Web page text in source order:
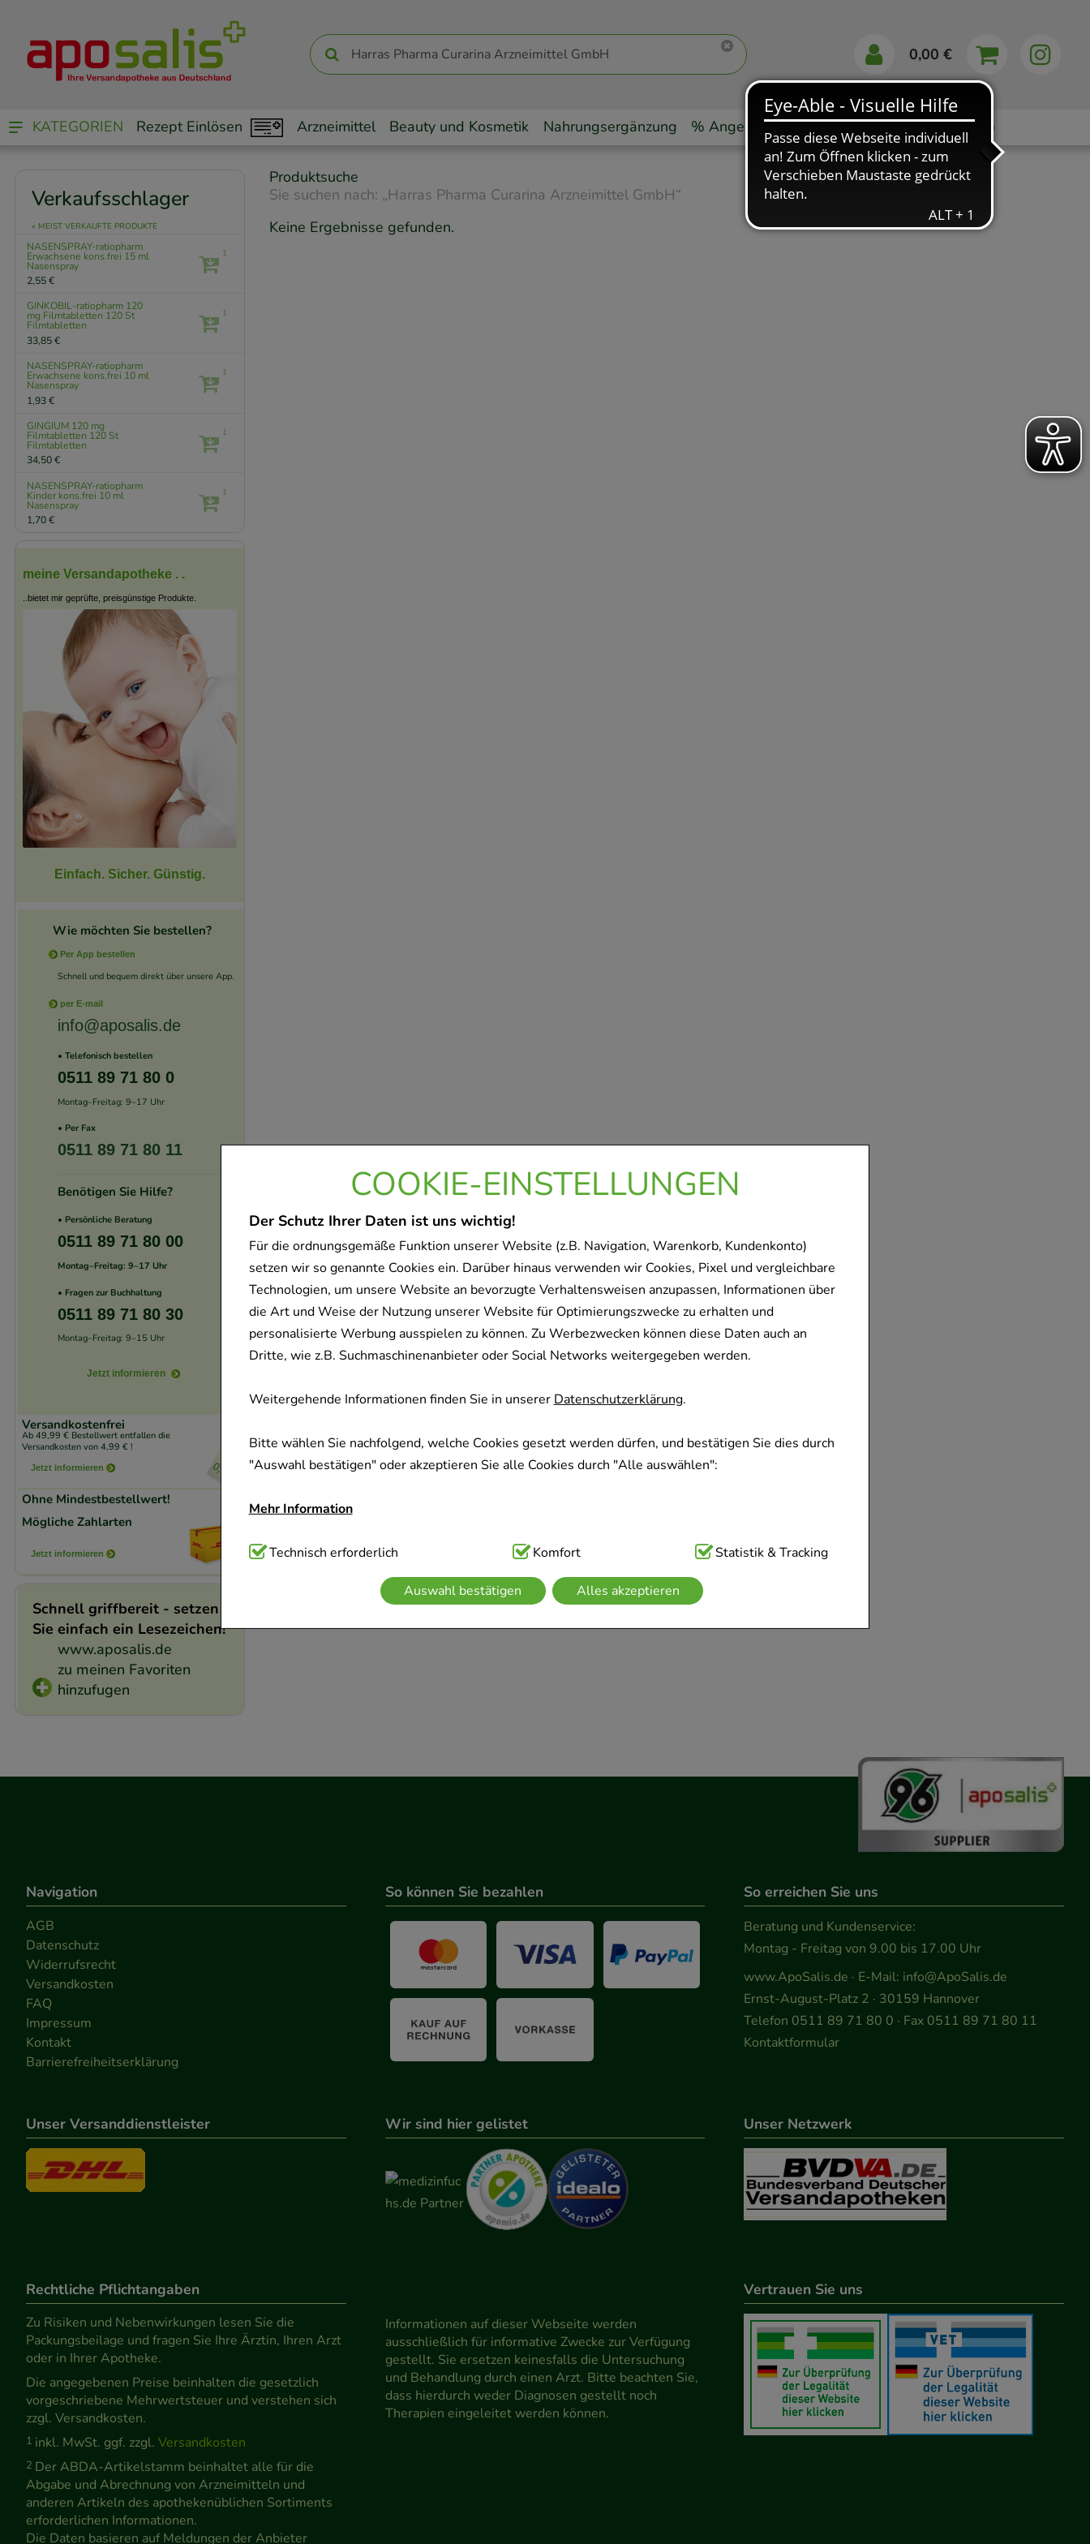
COOKIE-EINSTELLUNGEN
Der Schutz Ihrer Daten ist uns wichtig!
Für die ordnungsgemäße Funktion unserer Website (z.B. Navigation, Warenkorb, Kundenkonto)
setzen wir so genannte Cookies ein. Darüber hinaus verwenden wir Cookies, Pixel und vergleichbare
Technologien, um unsere Website an bevorzugte Verhaltensweisen anzupassen, Informationen über
die Art und Weise der Nutzung unserer Website für Optimierungszwecke zu erhalten und
personalisierte Werbung ausspielen zu können. Zu Werbezwecken können diese Daten auch an
Dritte, wie z.B. Suchmaschinenanbieter oder Social Networks weitergegeben werden.
Weitergehende Informationen finden Sie in unsererDatenschutzerklärung.
Bitte wählen Sie nachfolgend, welche Cookies gesetzt werden dürfen, und bestätigen Sie dies durch
"Auswahl bestätigen" oder akzeptieren Sie alle Cookies durch "Alle auswählen":
Mehr Information
Technisch Notwendig:Hierbei handelt es sich um Cookies, die für die Grundfunktionen unserer
Website notwendig sind (z.B. Navigation, Warenkorb, Kundenkonto), weshalb auf diese nicht
verzichtet werden kann.
Technisch erforderlich Komfort Statistik & Tracking
Auswahl bestätigen Alles akzeptieren
0,00 €
KATEGORIEN Rezept Einlösen Arzneimittel Beauty und Kosmetik Nahrungsergänzung % Angebote Markenshops Ratgeber App
Produktsuche
Sie suchen nach: „Harras Pharma Curarina Arzneimittel GmbH“
Keine Ergebnisse gefunden.
Verkaufsschlager
» MEIST VERKAUFTE PRODUKTE
NASENSPRAY-ratiopharm
Erwachsene kons.frei 15 ml
Nasenspray
2,55 €
1
GINKOBIL-ratiopharm 120
mg Filmtabletten 120 St
Filmtabletten
33,85 €
1
NASENSPRAY-ratiopharm
Erwachsene kons.frei 10 ml
Nasenspray
1,93 €
1
GINGIUM 120 mg
Filmtabletten 120 St
Filmtabletten
34,50 €
1
NASENSPRAY-ratiopharm
Kinder kons.frei 10 ml
Nasenspray
1,70 €
1
meine Versandapotheke . .
..bietet mir geprüfte, preisgünstige Produkte.
Einfach. Sicher. Günstig.
Wie möchten Sie bestellen?
Per App bestellen
Schnell und bequem direkt über unsere App.
per E-mail
info@aposalis.de
• Telefonisch bestellen
0511 89 71 80 0
Montag–Freitag: 9–17 Uhr
• Per Fax
0511 89 71 80 11
Benötigen Sie Hilfe?
• Persönliche Beratung
0511 89 71 80 00
Montag–Freitag: 9–17 Uhr
• Fragen zur Buchhaltung
0511 89 71 80 30
Montag–Freitag: 9–15 Uhr
Jetzt informieren
Versandkostenfrei
Ab 49,99 € Bestellwert entfallen die
Versandkosten von 4,99 € !
Jetzt informieren
Ohne Mindestbestellwert!
Mögliche Zahlarten
Jetzt informieren
Schnell griffbereit - setzen
Sie einfach ein Lesezeichen!
www.aposalis.de
zu meinen Favoriten
hinzufugen
Navigation
AGB
Datenschutz
Widerrufsrecht
Versandkosten
FAQ
Impressum
Kontakt
Barrierefreiheitserklärung
So können Sie bezahlen So erreichen Sie uns
Beratung und Kundenservice:
Montag - Freitag von 9.00 bis 17.00 Uhr
www.ApoSalis.de · E-Mail: info@ApoSalis.de
Ernst-August-Platz 2 · 30159 Hannover
Telefon 0511 89 71 80 0 · Fax 0511 89 71 80 11
Kontaktformular
Unser Versanddienstleister Wir sind hier gelistet Unser Netzwerk
Rechtliche Pflichtangaben
Zu Risiken und Nebenwirkungen lesen Sie die
Packungsbeilage und fragen Sie Ihre Ärztin, Ihren Arzt
oder in Ihrer Apotheke.
Die angegebenen Preise beinhalten die gesetzlich
vorgeschriebene Mehrwertsteuer und verstehen sich
zzgl. Versandkosten.
1 inkl. MwSt. ggf. zzgl. Versandkosten
2 Der ABDA-Artikelstamm beinhaltet alle für die
Abgabe und Abrechnung von Arzneimitteln und
anderen Artikeln des apothekenüblichen Sortiments
erforderlichen Informationen.
Die Daten basieren auf Meldungen der Anbieter
Informationen auf dieser Webseite werden
ausschließlich für informative Zwecke zur Verfügung
gestellt. Sie ersetzen keinesfalls die Untersuchung
und Behandlung durch einen Arzt. Bitte beachten Sie,
dass hierdurch weder Diagnosen gestellt noch
Therapien eingeleitet werden können.
Vertrauen Sie uns